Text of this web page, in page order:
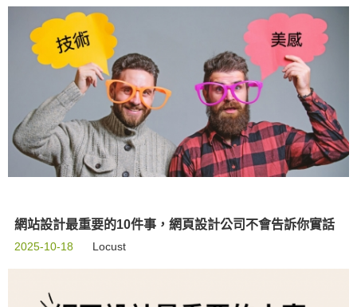
網站設計最重要的10件事，網頁設計公司不會告訴你實話
2025-10-18 Locust